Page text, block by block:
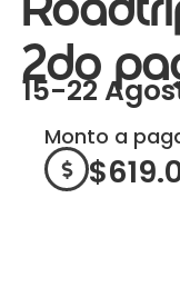
2do
15-22
Monto a
$